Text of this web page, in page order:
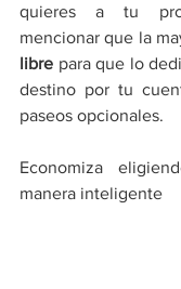
quieres a tu
mencionar que la
libre para que lo
destino por tu
paseos opcionales.
Economiza
manera inteligente